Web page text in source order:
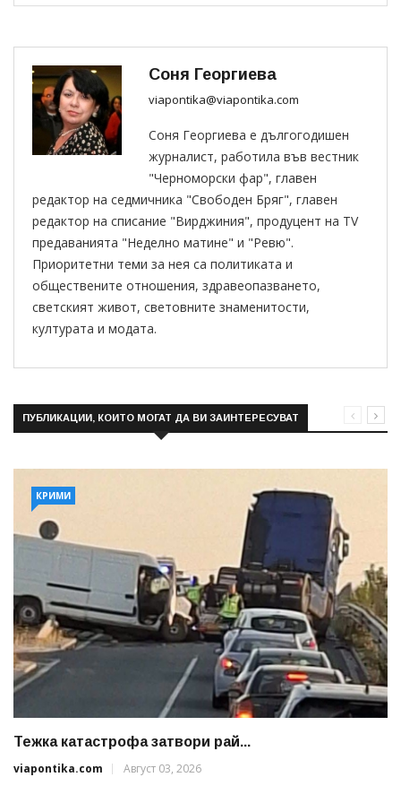
Соня Георгиева
viapontika@viapontika.com
Соня Георгиева е дългогодишен
журналист, работила във вестник
"Черноморски фар", главен
редактор на седмичника "Свободен Бряг", главен
редактор на списание "Вирджиния", продуцент на TV
предаванията "Неделно матине" и "Ревю".
Приоритетни теми за нея са политиката и
обществените отношения, здравеопазването,
светският живот, световните знаменитости,
културата и модата.
ПУБЛИКАЦИИ, КОИТО МОГАТ ДА ВИ ЗАИНТЕРЕСУВАТ
КРИМИ
Тежка катастрофа затвори рай...
viapontika.com
Август 03, 2026